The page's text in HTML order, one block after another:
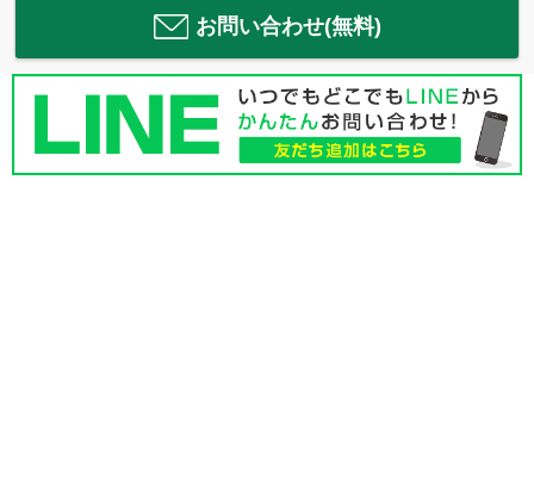
お問い合わせ(無料)